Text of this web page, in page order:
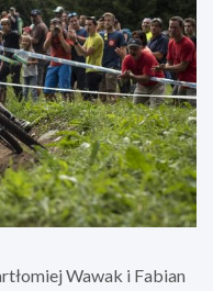
Wawak i Fabian